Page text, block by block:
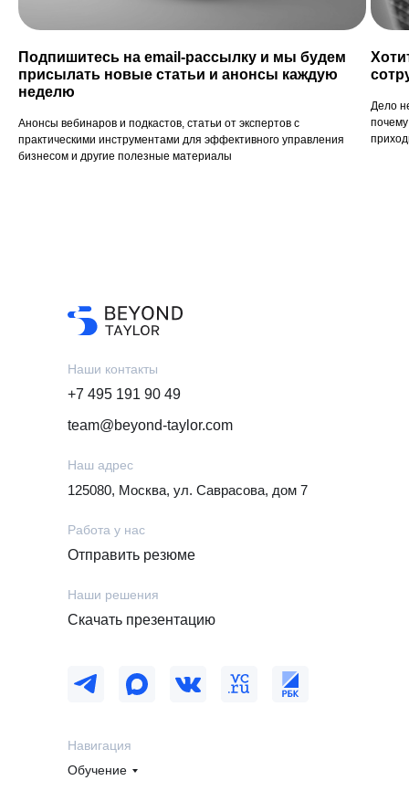
Подпишитесь на email-рассылку и мы будем
присылать новые статьи и анонсы каждую
неделю
Анонсы вебинаров и подкастов, статьи от экспертов с
практическими инструментами для эффективного управления
бизнесом и другие полезные материалы
Дело
Навигация
Обучение
Наши контакты
Наш адрес
Работа у нас
+7 495 191 90 49
125080, Москва, ул. Саврасова, дом 7
team@beyond-taylor.com
Отправить резюме
Наши решения
Скачать презентацию